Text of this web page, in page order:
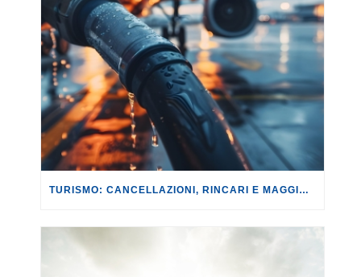
TURISMO: CANCELLAZIONI, RINCARI E MAGGIORAZIONI DI VOLI E PRENOTAZIONI.